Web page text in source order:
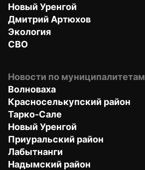
Новый Уренгой
Дмитрий Артюхов
Экология
СВО
Новости по муниципалитетам
Волноваха
Красноселькупский район
Тарко-Сале
Новый Уренгой
Приуральский район
Лабытнанги
Надымский район